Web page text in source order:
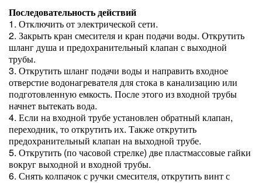
Последовательность действий
1. Отключить от электрической сети.
2. Закрыть кран смесителя и кран подачи воды. Открутить
шланг душа и предохранительный клапан с выходной
трубы.
3. Открутить шланг подачи воды и направить входное
отверстие водонагревателя для стока в канализацию или
подготовленную емкость. После этого из входной трубы
начнет вытекать вода.
4. Если на входной трубе установлен обратный клапан,
переходник, то открутить их. Также открутить
предохранительный клапан на выходной трубе.
5. Открутить (по часовой стрелке) две пластмассовые гайки
вокруг выходной и входной трубы.
6. Снять колпачок с ручки смесителя, открутить винт с